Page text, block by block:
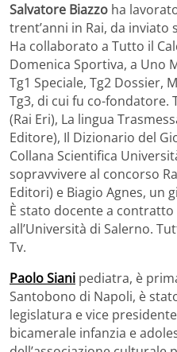
Salvatore Biazzo ha
trent’anni in Rai, da
Ha collaborato a Tutto il
Domenica Sportiva, a Uno
Tg1 Speciale, Tg2 Dossier,
Tg3, di cui fu co-fondatore.
(Rai Eri), La lingua
Editore), Il Dizionario del
Collana Scientifica
sopravvivere al concorso
Editori) e Biagio Agnes, un
È stato docente a
all’Università di Salerno.
Tv.
Paolo Siani pediatra, è
Santobono di Napoli, è
legislatura e vice
bicamerale infanzia e